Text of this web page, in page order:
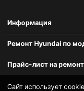
Сайт использует
Информация
Ремонт Hyundai по
Прайс-лист на